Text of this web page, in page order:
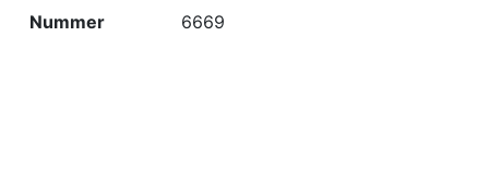
Nummer 6669